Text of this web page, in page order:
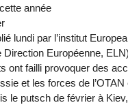
année
lundi par l’institut
Européenne,
ont failli provoquer des
et les forces de
le putsch de février à